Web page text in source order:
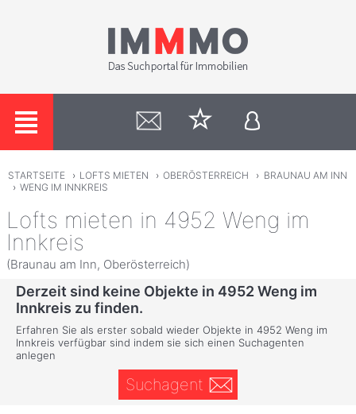
STARTSEITE › LOFTS MIETEN › OBERÖSTERREICH › BRAUNAU AM INN
› WENG IM INNKREIS
Lofts mieten in 4952 Weng im
Innkreis
(Braunau am Inn, Oberösterreich)
Derzeit sind keine Objekte in 4952 Weng im
Innkreis zu finden.
Erfahren Sie als erster sobald wieder Objekte in 4952 Weng im
Innkreis verfügbar sind indem sie sich einen Suchagenten
anlegen
Suchagent